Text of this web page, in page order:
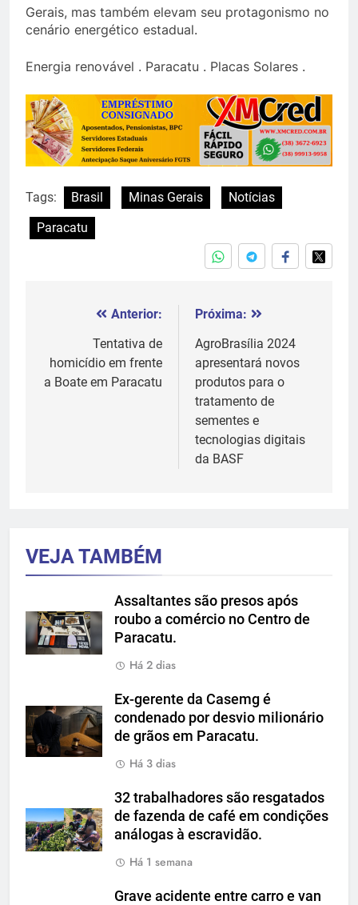
Gerais, mas também elevam seu protagonismo no
cenário energético estadual.
Energia renovável . Paracatu . Placas Solares .
Tags: Brasil Minas Gerais
Notícias
Paracatu
Navegação
Post
Anterior:
Tentativa de
homicídio em frente
a Boate em Paracatu
Próxima:
AgroBrasília 2024
apresentará novos
produtos para o
tratamento de
sementes e
tecnologias digitais
da BASF
VEJA TAMBÉM
Assaltantes são presos após
roubo a comércio no Centro de
Paracatu.
Há 2 dias
Ex-gerente da Casemg é
condenado por desvio milionário
de grãos em Paracatu.
Há 3 dias
32 trabalhadores são resgatados
de fazenda de café em condições
análogas à escravidão.
Há 1 semana
Grave acidente entre carro e van